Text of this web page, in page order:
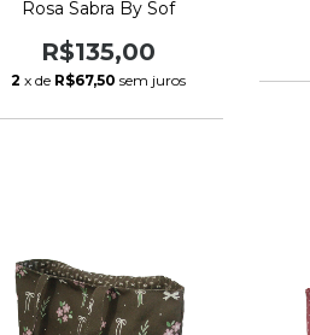
Rosa Sabra By Sof
R$135,00
2 x de R$67,50 sem juros